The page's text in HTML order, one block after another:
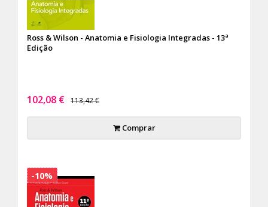
Ross & Wilson - Anatomia e Fisiologia Integradas - 13ª
Edição
102,08 € 113,42 €
Comprar
-10%